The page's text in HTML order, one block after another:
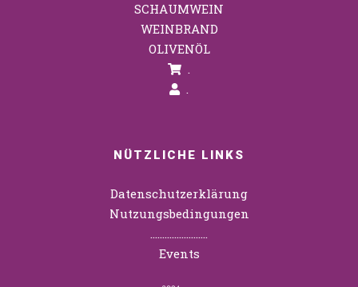
SCHAUMWEIN
WEINBRAND
OLIVENÖL
NÜTZLICHE LINKS
Datenschutzerklärung
Nutzungsbedingungen
Events